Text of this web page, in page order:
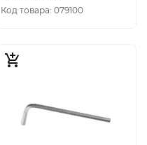
Код товара: 079100